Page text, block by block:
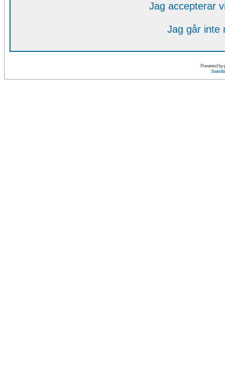
Jag accepterar
Jag går inte
Powered by